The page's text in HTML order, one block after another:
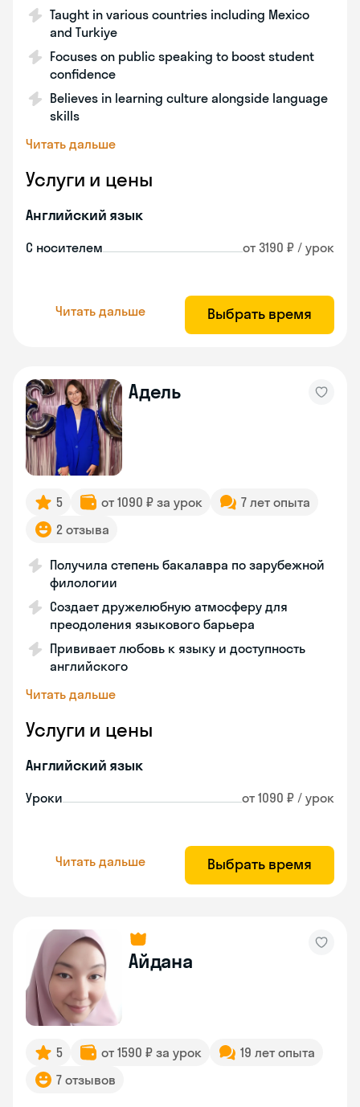
Taught in various countries including Mexico
and Turkiye
Focuses on public speaking to boost student
confidence
Believes in learning culture alongside language
skills
Читать дальше
Услуги и цены
Английский язык
С носителем от 3190 ₽ / урок
Читать дальше Выбрать время
Адель
5 от 1090 ₽ за урок
7 лет опыта
2 отзыва
Получила степень бакалавра по зарубежной
филологии
Создает дружелюбную атмосферу для
преодоления языкового барьера
Прививает любовь к языку и доступность
английского
Читать дальше
Услуги и цены
Английский язык
Уроки от 1090 ₽ / урок
Читать дальше Выбрать время
Айдана
5 от 1590 ₽ за урок
19 лет опыта
7 отзывов